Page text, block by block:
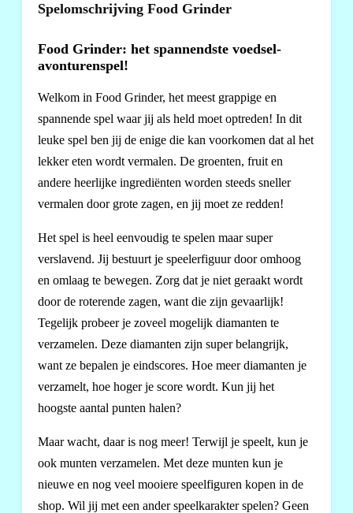
Spelomschrijving Food Grinder
Food Grinder: het spannendste voedsel-
avonturenspel!
Welkom in Food Grinder, het meest grappige en
spannende spel waar jij als held moet optreden! In dit
leuke spel ben jij de enige die kan voorkomen dat al het
lekker eten wordt vermalen. De groenten, fruit en
andere heerlijke ingrediënten worden steeds sneller
vermalen door grote zagen, en jij moet ze redden!
Het spel is heel eenvoudig te spelen maar super
verslavend. Jij bestuurt je speelerfiguur door omhoog
en omlaag te bewegen. Zorg dat je niet geraakt wordt
door de roterende zagen, want die zijn gevaarlijk!
Tegelijk probeer je zoveel mogelijk diamanten te
verzamelen. Deze diamanten zijn super belangrijk,
want ze bepalen je eindscores. Hoe meer diamanten je
verzamelt, hoe hoger je score wordt. Kun jij het
hoogste aantal punten halen?
Maar wacht, daar is nog meer! Terwijl je speelt, kun je
ook munten verzamelen. Met deze munten kun je
nieuwe en nog veel mooiere speelfiguren kopen in de
shop. Wil jij met een ander speelkarakter spelen? Geen